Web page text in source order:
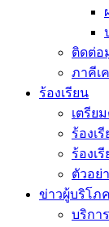
ติดต่อ
ภาคีเ
ร้องเรียน
เตรีย
ร้องเ
ร้องเ
ตัวอย่
ข่าวผู้บริโภค
บริกา